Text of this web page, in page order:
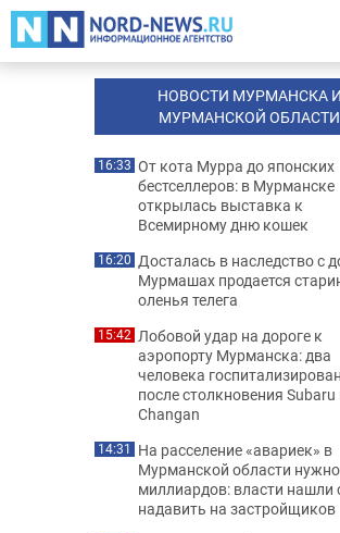
НОВОСТИ МУРМАНСКА И
МУРМАНСКОЙ ОБЛАСТИ
16:33 От кота Мурра до японских
бестселлеров: в Мурманске
открылась выставка к
Всемирному дню кошек
16:20 Досталась в наследство с
Мурмашах продается
оленья телега
15:42 Лобовой удар на дороге к
аэропорту Мурманска: два
человека
после столкновения Subaru
Changan
14:31 На расселение «авариек» в
Мурманской области
миллиардов: власти нашли
надавить на застройщиков